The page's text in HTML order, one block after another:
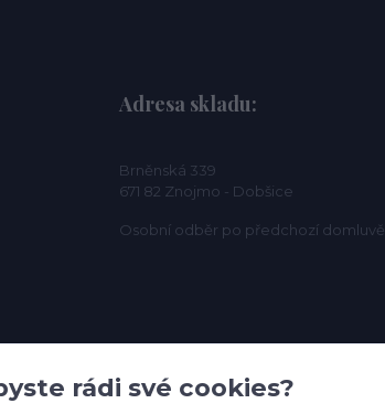
Adresa skladu:
Brněnská 339
671 82 Znojmo - Dobšice
Osobní odběr po předchozí domluvě.
rádi své cookies?